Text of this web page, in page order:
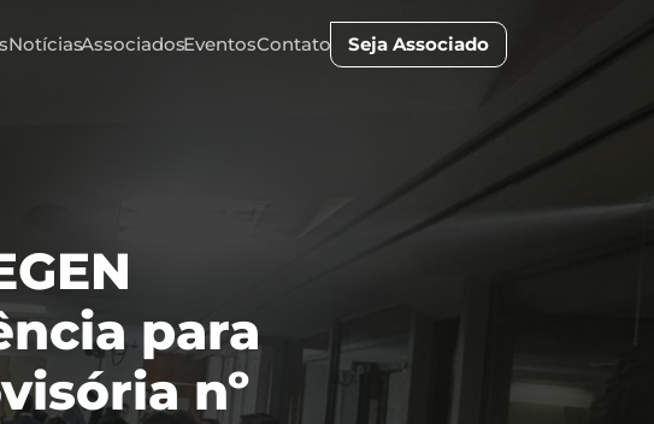
para
nº
NotíciasAssociadosEventosContato Seja Associado